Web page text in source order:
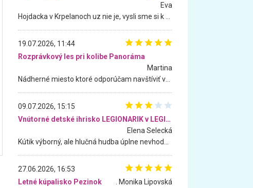
Eva
19.07.2026, 11:44
Rozprávkový les pri kolibe Panoráma
Martina
09.07.2026, 15:15
Vnútorné detské ihrisko LEGIONARIK v LEGIA Fitness
Elena Selecká
27.06.2026, 16:53
Letné kúpalisko Pezinok
. Monika Lipovská